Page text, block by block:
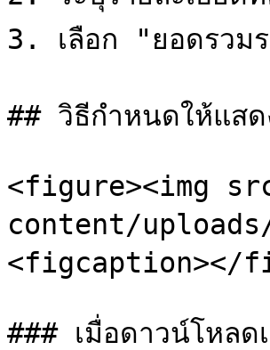
3. เลือก "ยอดรวม
## วิธีกำหนดให้แสด
<figure><img
content/
<figcaption></
### เมื่อดาวน์โหลด